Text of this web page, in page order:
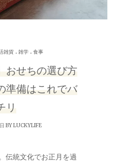
雑貨 . 雑学 . 食事
おせちの選び方
準備はこれでバ
リ
BYLUCKYLIFE
伝統文化でお正月を過